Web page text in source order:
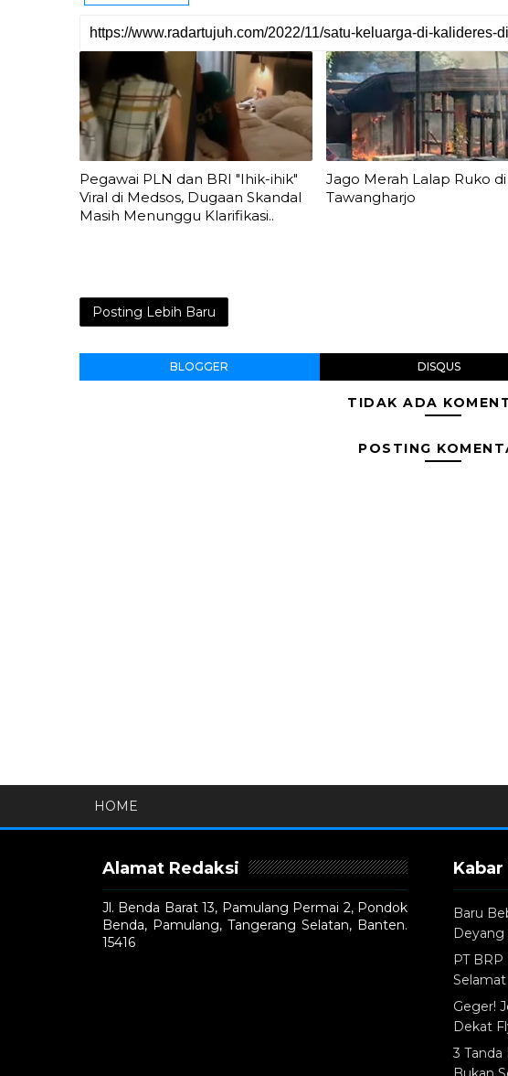
Pegawai PLN dan BRI "Ihik-ihik"
Viral di Medsos, Dugaan Skandal
Masih Menunggu Klarifikasi..
Jago Merah Lalap Ruko di
Tawangharjo
Posting Lebih Baru
BLOGGER DISQUS
TIDAK ADA
POSTING
HOME
Alamat Redaksi
Jl. Benda Barat 13, Pamulang Permai 2, Pondok
Benda, Pamulang, Tangerang Selatan, Banten.
15416
Baru
Deyang
PT
Geger!
Dekat
3